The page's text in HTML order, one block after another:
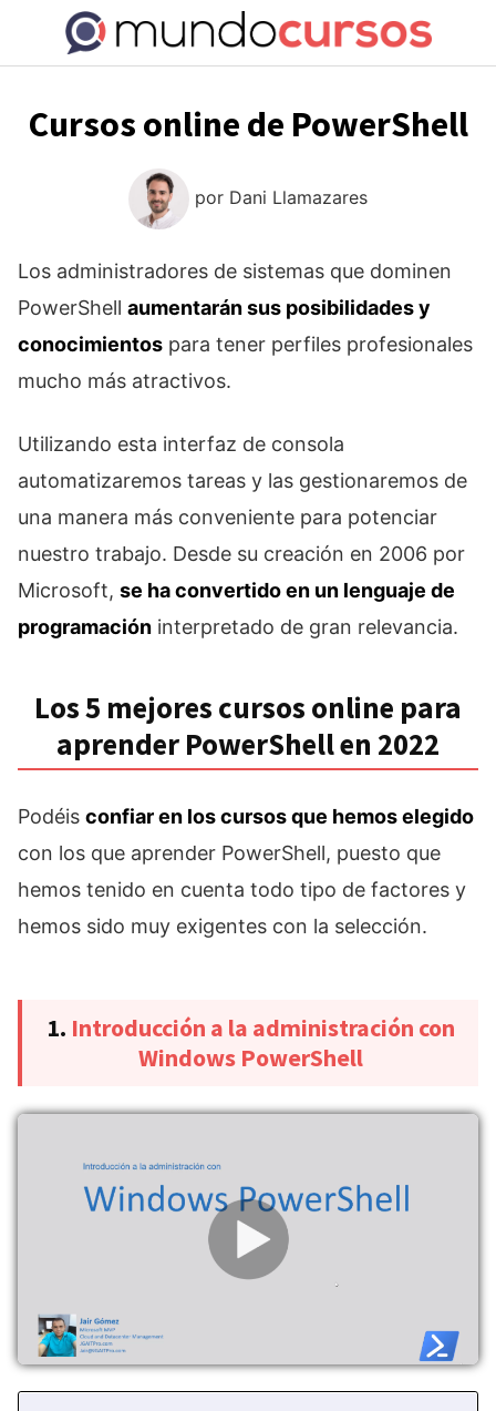
contenido
Cursos online de PowerShell
por Dani Llamazares
Los administradores de sistemas que dominen
PowerShell aumentarán sus posibilidades y
conocimientos para tener perfiles profesionales
mucho más atractivos.
Utilizando esta interfaz de consola
automatizaremos tareas y las gestionaremos de
una manera más conveniente para potenciar
nuestro trabajo. Desde su creación en 2006 por
Microsoft, se ha convertido en un lenguaje de
programación interpretado de gran relevancia.
Los 5 mejores cursos online para
aprender PowerShell en 2022
Podéis confiar en los cursos que hemos elegido
con los que aprender PowerShell, puesto que
hemos tenido en cuenta todo tipo de factores y
hemos sido muy exigentes con la selección.
1. Introducción a la administración con
Windows PowerShell